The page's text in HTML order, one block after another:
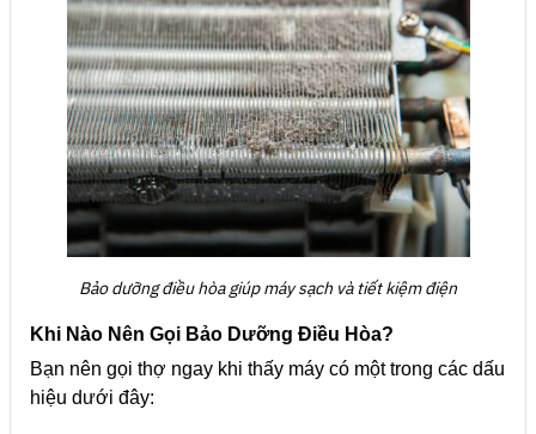
Bảo dưỡng điều hòa giúp máy sạch và tiết kiệm điện
Khi Nào Nên Gọi Bảo Dưỡng Điều Hòa?
Bạn nên gọi thợ ngay khi thấy máy có một trong các dấu
hiệu dưới đây: